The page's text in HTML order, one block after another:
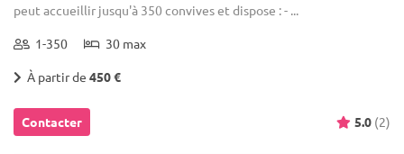
peut accueillir jusqu'à 350 convives et dispose : - ...
1-350 30 max
À partir de 450 €
Contacter 5.0 (2)